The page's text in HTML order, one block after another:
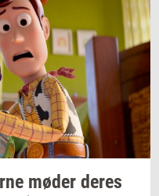
møder deres